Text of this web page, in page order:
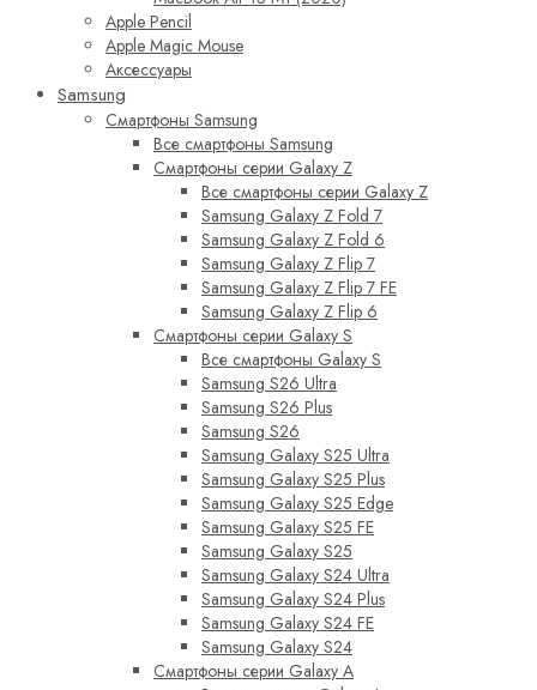
Apple Pencil
Apple Magic Mouse
Аксессуары
Samsung
Смартфоны Samsung
Все смартфоны Samsung
Смартфоны серии Galaxy Z
Все смартфоны серии Galaxy Z
Samsung Galaxy Z Fold 7
Samsung Galaxy Z Fold 6
Samsung Galaxy Z Flip 7
Samsung Galaxy Z Flip 7 FE
Samsung Galaxy Z Flip 6
Смартфоны серии Galaxy S
Все смартфоны Galaxy S
Samsung S26 Ultra
Samsung S26 Plus
Samsung S26
Samsung Galaxy S25 Ultra
Samsung Galaxy S25 Plus
Samsung Galaxy S25 Edge
Samsung Galaxy S25 FE
Samsung Galaxy S25
Samsung Galaxy S24 Ultra
Samsung Galaxy S24 Plus
Samsung Galaxy S24 FE
Samsung Galaxy S24
Смартфоны серии Galaxy A